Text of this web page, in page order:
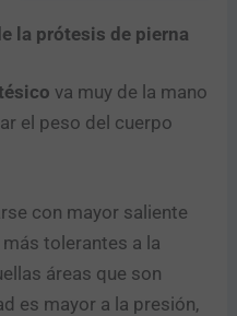
la prótesis de pierna
va muy de la mano
el peso del cuerpo
con mayor saliente
tolerantes a la
áreas que son
es mayor a la presión,